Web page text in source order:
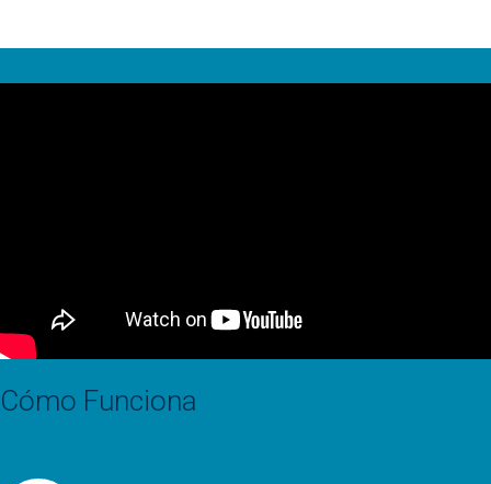
Cómo Funciona